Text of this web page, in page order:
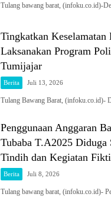
Tulang bawang barat, (infoku.co.id)-
Tingkatkan Keselamatan
Laksanakan Program
Tumijajar
Berita Juli 13, 2026
Tulang Bawang Barat, (infoku.co.id)-
Penggunaan Anggaran
Tubaba T.A2025 Diduga
Tindih dan Kegiatan
Berita Juli 8, 2026
Tulang bawang barat, (infoku.co.id)-